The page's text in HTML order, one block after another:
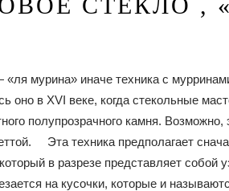
мурина» иначе техника с
оно в XVI веке, когда стекольные
полупрозрачного камня.
Эта техника предполагает
в разрезе представляет
на кусочки, которые и